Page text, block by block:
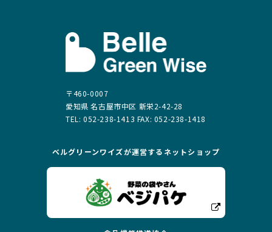
〒460-0007
愛知県 名古屋市中区 新栄2-42-28
TEL: 052-238-1413 FAX: 052-238-1418
ベルグリーンワイズが運営する ネットショップ